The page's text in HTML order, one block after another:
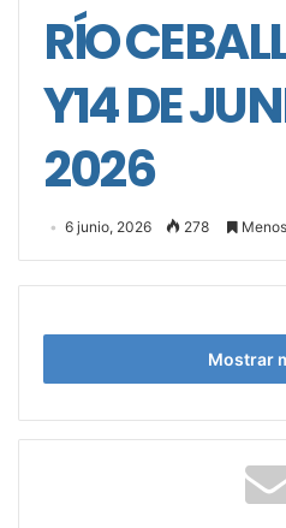
RÍO
Y14 DE
2026
6 junio, 2026 278
Mostrar